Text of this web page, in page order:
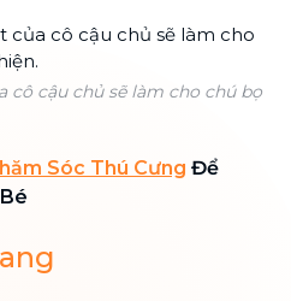
cô cậu chủ sẽ làm cho chú bọ
Sóc Thú Cưng Để